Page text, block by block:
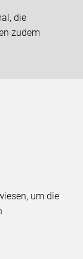
die
zudem
um die